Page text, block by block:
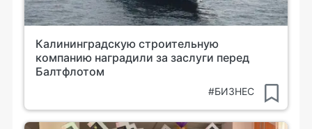
Калининградскую строительную
компанию наградили за заслуги перед
Балтфлотом
#БИЗНЕС